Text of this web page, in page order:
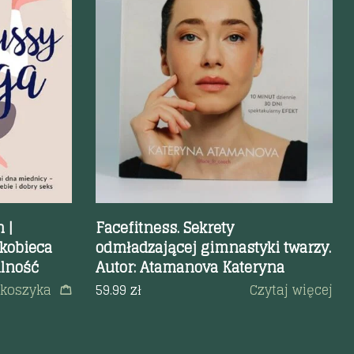
|
Szybki podgląd
Facefitness. Sekrety
odmładzającej gimnastyki twarzy.
Autor: Atamanova Kateryna
59.99 zł Czytaj więcej